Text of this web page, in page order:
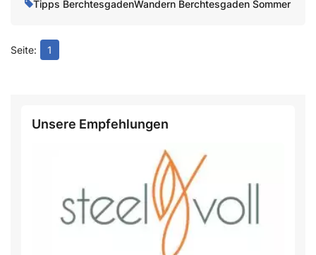
Tipps BerchtesgadenWandern Berchtesgaden Sommer
1
Unsere Empfehlungen